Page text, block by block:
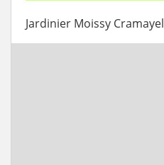
Jardinier Moissy Cramayel